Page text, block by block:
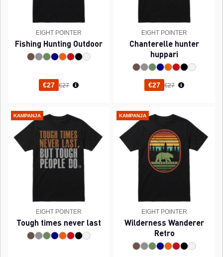
EIGHT POINTER
Fishing Hunting Outdoor
€27 Normaali hinta
€27
EIGHT POINTER
Chanterelle hunter
huppari
€27 Normaali hinta
€27
KAMPANJA
EIGHT POINTER
Tough times never last
KAMPANJA
EIGHT POINTER
Wilderness Wanderer
Retro